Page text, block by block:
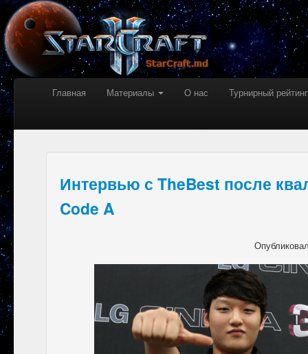
Главная Материалы О нас Турнирный рейтинг
Интервью с TheBest после
Code A